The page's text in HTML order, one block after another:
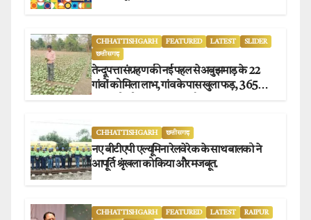
CHHATTISHGARH FEATURED LATEST
SLIDER
छत्तीसगढ़
तेन्दूपत्ता संग्रहण की नई पहल से अबुझमाड़ के 22
गांवों को मिला लाभ, गांव के पास खुला फड़, 365
CHHATTISHGARH छत्तीसगढ़
नए बीटीएपी एल्यूमिना रेलवे रेक के साथ बालको ने
आपूर्ति श्रृंखला को किया और मजबूत.
CHHATTISHGARH FEATURED LATEST
RAIPUR